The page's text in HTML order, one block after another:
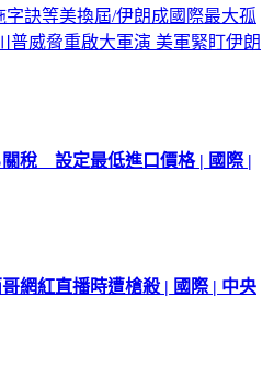
訣等美換屆/伊朗成國際最大孤
普威脅重啟大軍演 美軍緊盯伊朗
稅 設定最低進口價格 | 國際 |
網紅直播時遭槍殺 | 國際 | 中央